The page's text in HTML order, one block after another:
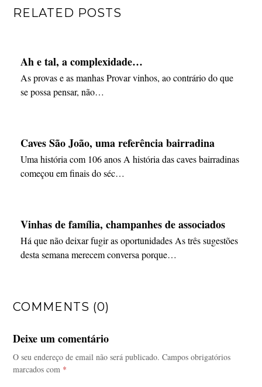
RELATED POSTS
Ah e tal, a complexidade…
As provas e as manhas Provar vinhos, ao contrário do que
se possa pensar, não…
Caves São João, uma referência bairradina
Uma história com 106 anos A história das caves bairradinas
começou em finais do séc…
Vinhas de família, champanhes de associados
Há que não deixar fugir as oportunidades As três sugestões
desta semana merecem conversa porque…
COMMENTS (0)
Deixe um comentário
O seu endereço de email não será publicado. Campos obrigatórios
marcados com *